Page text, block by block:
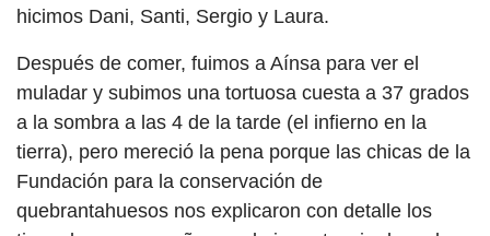
hicimos Dani, Santi, Sergio y Laura.
Después de comer, fuimos a Aínsa para ver el
muladar y subimos una tortuosa cuesta a 37 grados
a la sombra a las 4 de la tarde (el infierno en la
tierra), pero mereció la pena porque las chicas de la
Fundación para la conservación de
quebrantahuesos nos explicaron con detalle los